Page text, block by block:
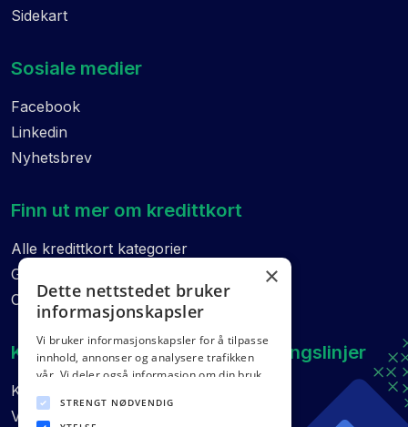
Sidekart
Sosiale medier
Facebook
Linkedin
Nyhetsbrev
Finn ut mer om kredittkort
Alle kredittkort kategorier
Guider
Ordliste
Kvalitetskontroll og etiske retningslinjer
Kvalitetskontroll
Vurderingsmodell
×
Dette nettstedet bruker
informasjonskapsler
Vi bruker informasjonskapsler for å tilpasse
innhold, annonser og analysere trafikken
vår. Vi deler også informasjon om din bruk
og analysepartnere som kan kombinere den
STRENGT NØDVENDIG